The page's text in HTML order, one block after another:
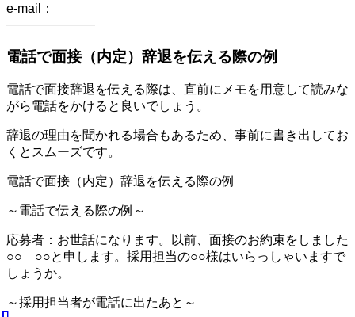
e-mail：
———————
電話で面接（内定）辞退を伝える際の例
電話で面接辞退を伝える際は、直前にメモを用意して読みな
がら電話をかけると良いでしょう。
辞退の理由を聞かれる場合もあるため、事前に書き出してお
くとスムーズです。
電話で面接（内定）辞退を伝える際の例
～電話で伝える際の例～
応募者：お世話になります。以前、面接のお約束をしました
○○ ○○と申します。採用担当の○○様はいらっしゃいますで
しょうか。
～採用担当者が電話に出たあと～